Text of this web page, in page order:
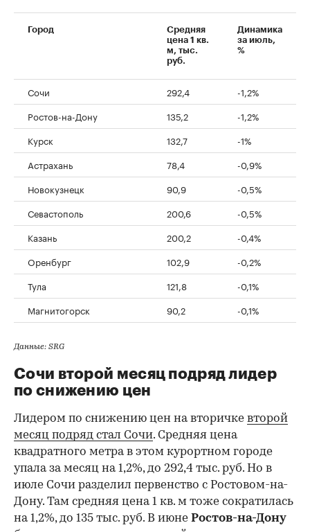
Город
Средняя
цена 1 кв.
м, тыс.
руб.
Динамика
за июль,
%
Сочи 292,4
-1,2%
Ростов-на-Дону
135,2
-1,2%
Курск
132,7
-1%
Астрахань
78,4
-0,9%
Новокузнецк
90,9
-0,5%
Севастополь
200,6
-0,5%
Казань
200,2
-0,4%
Оренбург
102,9
-0,2%
Тула
121,8
-0,1%
Магнитогорск
90,2 -0,1%
Данные: SRG
Сочи второй месяц подряд лидер
по снижению цен
Лидером по снижению цен на вторичке второй
месяц подряд стал Сочи. Средняя цена
квадратного метра в этом курортном городе
упала за месяц на 1,2%, до 292,4 тыс. руб. Но в
июле Сочи разделил первенство с Ростовом-на-
Дону. Там средняя цена 1 кв. м тоже сократилась
на 1,2%, до 135 тыс. руб. В июне Ростов-на-Дону